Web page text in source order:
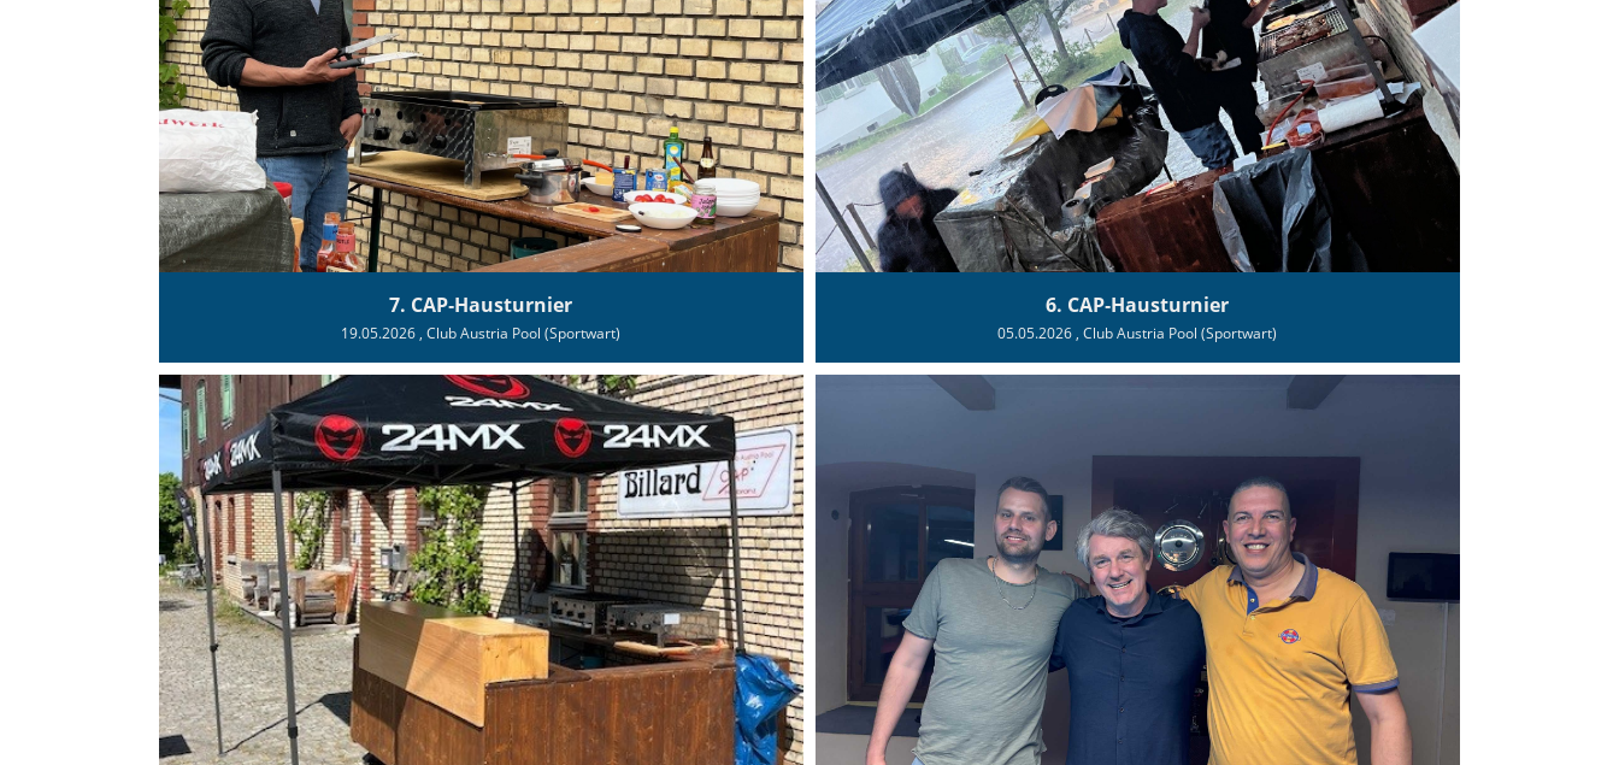
7. CAP‑Hausturnier
19.05.2026 , Club Austria Pool (Sportwart)
6. CAP‑Hausturnier
05.05.2026 , Club Austria Pool (Sportwart)